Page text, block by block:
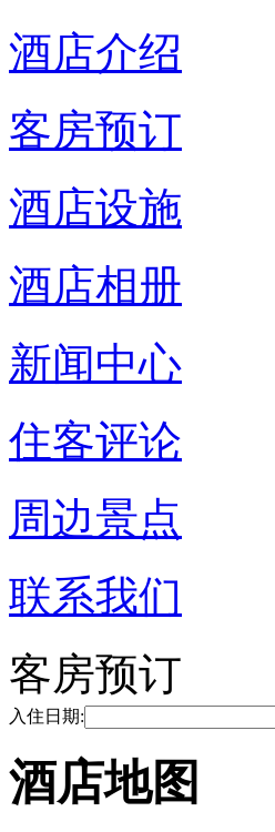
酒店介绍
客房预订
酒店设施
酒店相册
新闻中心
住客评论
周边景点
联系我们
客房预订
入住日期:
酒店地图